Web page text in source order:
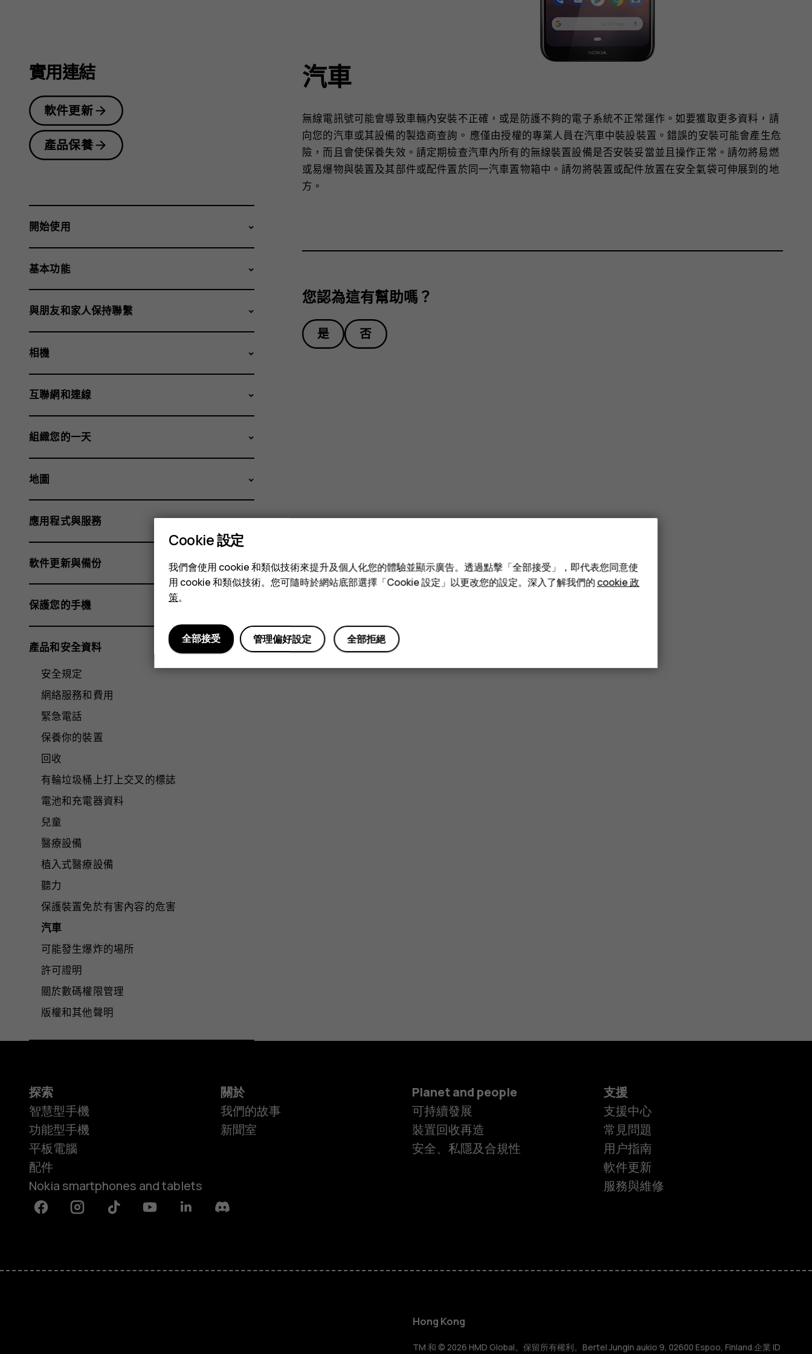
南
智慧型手機
功能型手機
汽車
無線電訊號可能會導致車輛內安裝不正確，或是防護不夠的電子系統不正常運作。如要獲取更多資料，請
向您的汽車或其設備的製造商查詢。 應僅由授權的專業人員在汽車中裝設裝置。錯誤的安裝可能會產生危
險，而且會使保養失效。請定期檢查汽車內所有的無線裝置設備是否安裝妥當並且操作正常。請勿將易燃
或易爆物與裝置及其部件或配件置於同一汽車置物箱中。請勿將裝置或配件放置在安全氣袋可伸展到的地
方。
您認為這有幫助嗎？
是 否
實用連結
軟件更新
產品保養
開始使用
基本功能
與朋友和家人保持聯繫
相機
互聯網和連線
組織您的一天
地圖
應用程式與服務
軟件更新與備份
保護您的手機
產品和安全資料
安全規定
網絡服務和費用
緊急電話
保養你的裝置
回收
有輪垃圾桶上打上交叉的標誌
電池和充電器資料
兒童
醫療設備
植入式醫療設備
聽力
保護裝置免於有害內容的危害
汽車
可能發生爆炸的場所
許可證明
關於數碼權限管理
版權和其他聲明
探索
智慧型手機
功能型手機
平板電腦
配件
Nokia smartphones and tablets
關於
我們的故事
新聞室
Planet and people
可持續發展
裝置回收再造
安全、私隱及合規性
支援
支援中心
常見問題
用户指南
軟件更新
服務與維修
FacebookInstagramTiktok YoutubeLinkedinDiscord
Hong Kong
TM 和 © 2026 HMD Global。保留所有權利。Bertel Jungin aukio 9, 02600 Espoo, Finland.企業 ID
Cookie 設定
我們會使用 cookie 和類似技術來提升及個人化您的體驗並顯示廣告。透過點擊「全部接受」，即代表您同意使
用 cookie 和類似技術。您可隨時於網站底部選擇「Cookie 設定」以更改您的設定。深入了解我們的cookie 政
策。
全部拒絕
管理偏好設定
全部接受